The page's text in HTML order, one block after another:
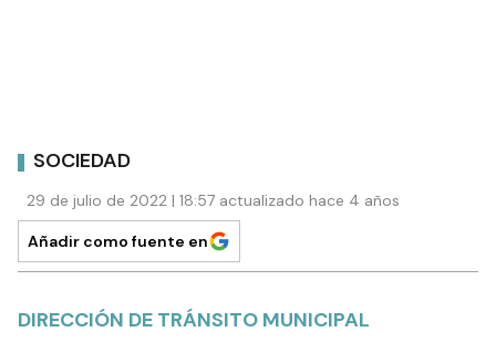
SOCIEDAD
29 de julio de 2022 | 18:57 actualizado hace 4 años
Añadir como fuente en
DIRECCIÓN DE TRÁNSITO MUNICIPAL